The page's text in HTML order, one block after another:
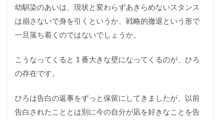
幼馴染のあいは、現状と変わらずあきらめないスタンス
は崩さないで身を引くというか、戦略的撤退という形で
一旦落ち着くのではないでしょうか。
こうなってくると 1 番大きな壁になってくるのが、ひろ
の存在です。
ひろは告白の返事をずっと保留にしてきましたが、以前
告白されたこととは別に今の自分が凪を好きなことを告